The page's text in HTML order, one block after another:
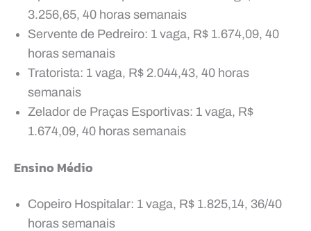
3.256,65, 40 horas semanais
Servente de Pedreiro: 1 vaga, R$ 1.674,09, 40
horas semanais
Tratorista: 1 vaga, R$ 2.044,43, 40 horas
semanais
Zelador de Praças Esportivas: 1 vaga, R$
1.674,09, 40 horas semanais
Ensino Médio
Copeiro Hospitalar: 1 vaga, R$ 1.825,14, 36/40
horas semanais